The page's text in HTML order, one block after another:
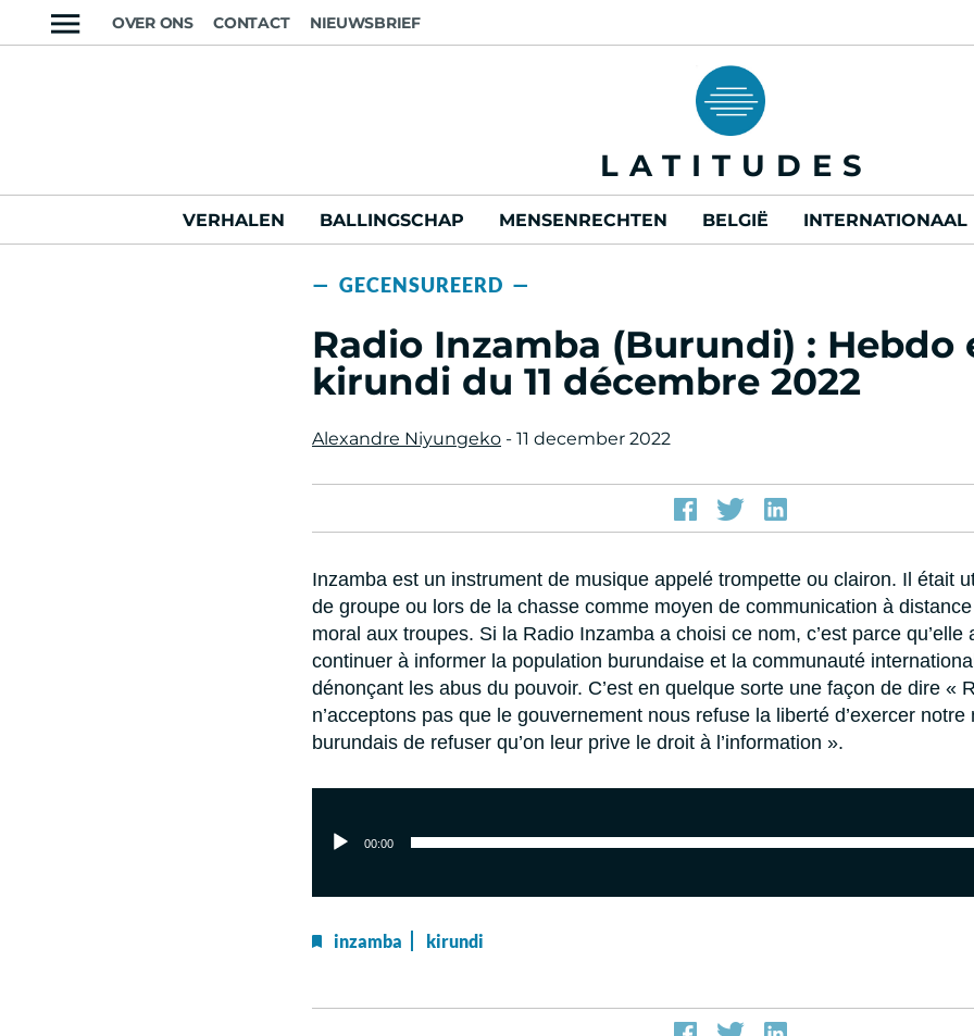
OVER ONS CONTACT NIEUWSBRIEF
LATITUDES
VERHALEN BALLINGSCHAP MENSENRECHTEN BELGIË INTERNATIONAAL
— GECENSUREERD —
Radio Inzamba (Burundi) : Hebdo
kirundi du 11 décembre 2022
Alexandre Niyungeko - 11 december 2022
Inzamba est un instrument de musique appelé trompette ou clairon. Il était
de groupe ou lors de la chasse comme moyen de communication à
moral aux troupes. Si la Radio Inzamba a choisi ce nom, c’est parce qu’elle
continuer à informer la population burundaise et la communauté
dénonçant les abus du pouvoir. C’est en quelque sorte une façon de dire «
n’acceptons pas que le gouvernement nous refuse la liberté d’exercer notre
burundais de refuser qu’on leur prive le droit à l’information ».
Audiospeler
00:00
inzamba kirundi